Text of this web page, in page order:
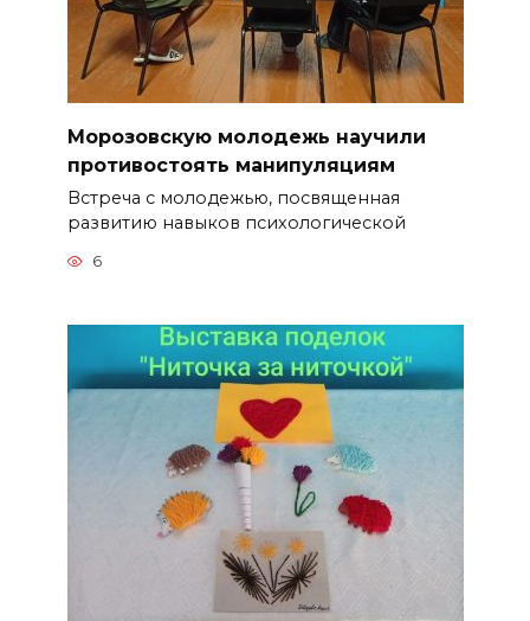
Морозовскую молодежь научили
противостоять манипуляциям
Встреча с молодежью, посвященная
развитию навыков психологической
6